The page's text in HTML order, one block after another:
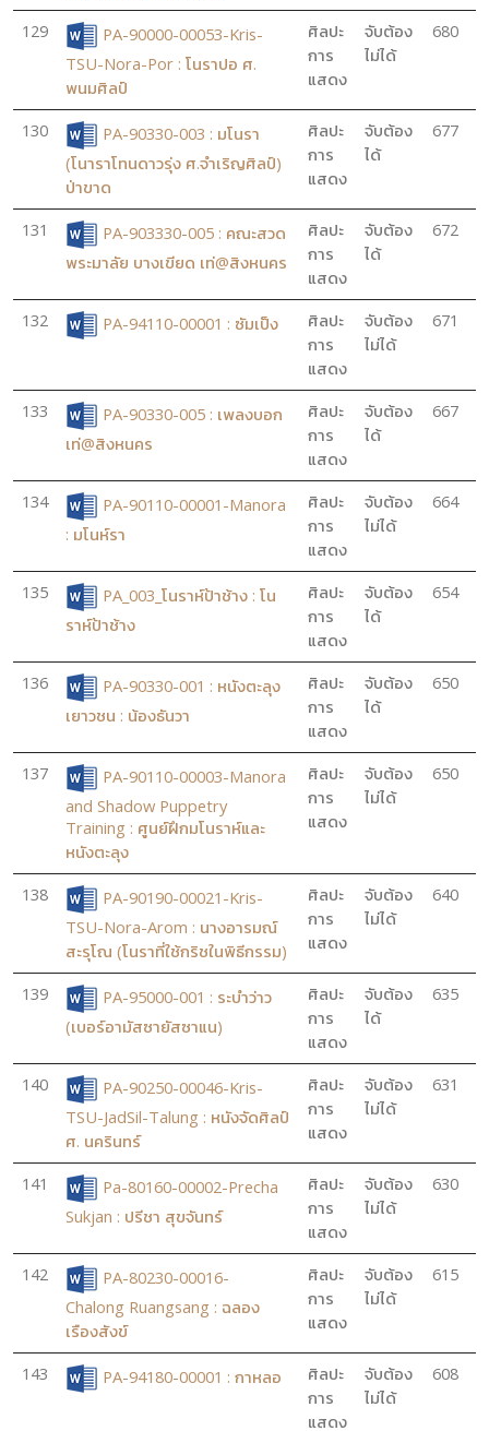
129
PA-90000-00053-Kris-
TSU-Nora-Por : โนราปอ ศ.
พนมศิลป์
ศิลปะ
การ
แสดง
จับต้อง
ไม่ได้
680
130
PA-90330-003 : มโนรา
(โนาราโทนดาวรุ่ง ศ.จำเริญศิลป์)
ป่าขาด
ศิลปะ
การ
แสดง
จับต้อง
ได้
677
131
PA-903330-005 : คณะสวด
พระมาลัย บางเขียด เท่@สิงหนคร
ศิลปะ
การ
แสดง
จับต้อง
ได้
672
132 PA-94110-00001 : ซัมเป็ง
ศิลปะ
การ
แสดง
จับต้อง
ไม่ได้
671
133
PA-90330-005 : เพลงบอก
เท่@สิงหนคร
ศิลปะ
การ
แสดง
จับต้อง
ได้
667
134
PA-90110-00001-Manora
: มโนห์รา
ศิลปะ
การ
แสดง
จับต้อง
ไม่ได้
664
135
PA_003_โนราห์ป้าช้าง : โน
ราห์ป้าช้าง
ศิลปะ
การ
แสดง
จับต้อง
ได้
654
136
PA-90330-001 : หนังตะลุง
เยาวชน : น้องธันวา
ศิลปะ
การ
แสดง
จับต้อง
ได้
650
137
PA-90110-00003-Manora
and Shadow Puppetry
Training : ศูนย์ฝึกมโนราห์และ
หนังตะลุง
ศิลปะ
การ
แสดง
จับต้อง
ไม่ได้
650
138
PA-90190-00021-Kris-
TSU-Nora-Arom : นางอารมณ์
สะรุโณ (โนราที่ใช้กริชในพิธีกรรม)
ศิลปะ
การ
แสดง
จับต้อง
ไม่ได้
640
139
PA-95000-001 : ระบำว่าว
(เบอร์อามัสซายัสซาแน)
ศิลปะ
การ
แสดง
จับต้อง
ได้
635
140
PA-90250-00046-Kris-
TSU-JadSil-Talung : หนังจัดศิลป์
ศ. นครินทร์
ศิลปะ
การ
แสดง
จับต้อง
ไม่ได้
631
141
Pa-80160-00002-Precha
Sukjan : ปรีชา สุขจันทร์
ศิลปะ
การ
แสดง
จับต้อง
ไม่ได้
630
142
PA-80230-00016-
Chalong Ruangsang : ฉลอง
เรืองสังข์
ศิลปะ
การ
แสดง
จับต้อง
ไม่ได้
615
143 PA-94180-00001 : กาหลอ
ศิลปะ
การ
แสดง
จับต้อง
ไม่ได้
608